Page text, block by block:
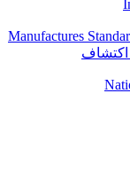
Manufactures